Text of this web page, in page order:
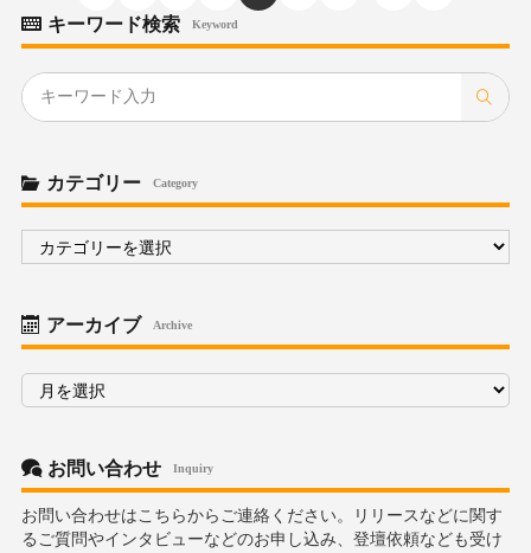
キーワード検索 Keyword
カテゴリー Category
ゴ
アーカイブ Archive
ア
カ
お問い合わせ Inquiry
お問い合わせはこちらからご連絡ください。リリースなどに関す
るご質問やインタビューなどのお申し込み、登壇依頼なども受け